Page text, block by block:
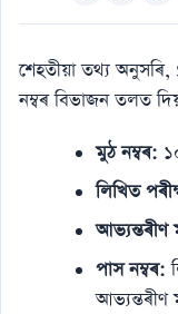
শেহতীয়া তথ্য
নম্বৰ বিভাজন তলত
মুঠ নম্বৰ:
লিখিত
পাস নম্বৰ:
আভ্যন্তৰীণ